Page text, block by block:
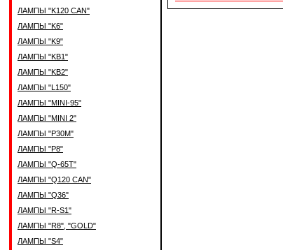
ЛАМПЫ "K120 CAN"
ЛАМПЫ "K6"
ЛАМПЫ "K9"
ЛАМПЫ "KB1"
ЛАМПЫ "KB2"
ЛАМПЫ "L150"
ЛАМПЫ "MINI-95"
ЛАМПЫ "MINI 2"
ЛАМПЫ "P30M"
ЛАМПЫ "P8"
ЛАМПЫ "Q-65T"
ЛАМПЫ "Q120 CAN"
ЛАМПЫ "Q36"
ЛАМПЫ "R-S1"
ЛАМПЫ "R8", "GOLD"
ЛАМПЫ "S4"